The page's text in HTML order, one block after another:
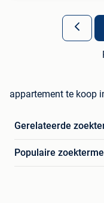
appartement te koop
Gerelateerde
Populaire